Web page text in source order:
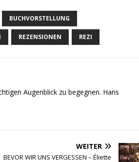
BUCHVORSTELLUNG
REZENSIONEN REZI
Augenblick zu begegnen. Hans
WEITER
BEVOR WIR UNS VERGESSEN – Éliette